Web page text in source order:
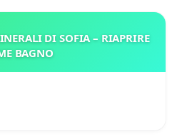
DI SOFIA – RIAPRIRE
BAGNO